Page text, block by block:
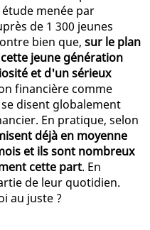
menée par
de 1 300 jeunes
bien que, sur le plan
jeune génération
et d'un sérieux
financière comme
disent globalement
En pratique, selon
déjà en moyenne
et ils sont nombreux
cette part. En
de leur quotidien.
au juste ?